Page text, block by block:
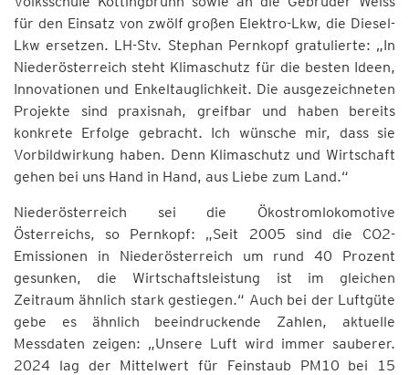
für den Einsatz von zwölf großen Elektro-Lkw, die Diesel-
Lkw ersetzen. LH-Stv. Stephan Pernkopf gratulierte: „In
Niederösterreich steht Klimaschutz für die besten Ideen,
Innovationen und Enkeltauglichkeit. Die ausgezeichneten
Projekte sind praxisnah, greifbar und haben bereits
konkrete Erfolge gebracht. Ich wünsche mir, dass sie
Vorbildwirkung haben. Denn Klimaschutz und Wirtschaft
gehen bei uns Hand in Hand, aus Liebe zum Land.“
Niederösterreich sei die Ökostromlokomotive
Österreichs, so Pernkopf: „Seit 2005 sind die CO2-
Emissionen in Niederösterreich um rund 40 Prozent
gesunken, die Wirtschaftsleistung ist im gleichen
Zeitraum ähnlich stark gestiegen.“ Auch bei der Luftgüte
gebe es ähnlich beeindruckende Zahlen, aktuelle
Messdaten zeigen: „Unsere Luft wird immer sauberer.
2024 lag der Mittelwert für Feinstaub PM10 bei 15